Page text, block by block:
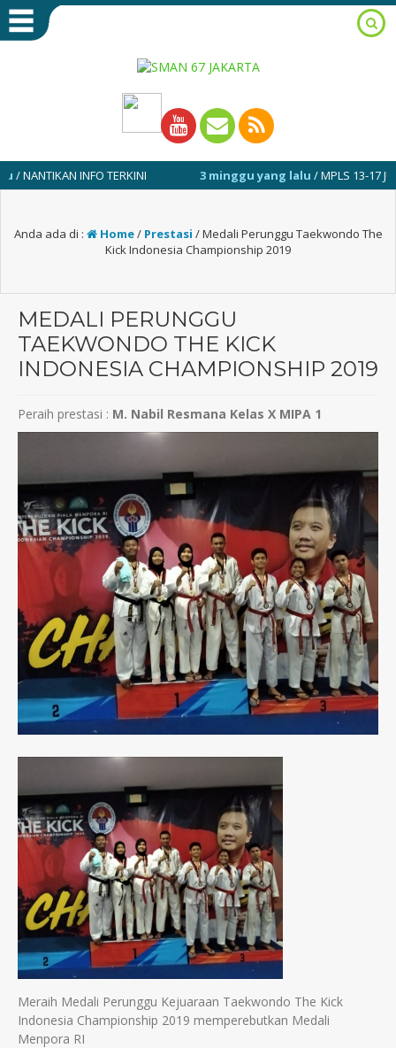
INFO TERKINI 3 minggu yang lalu/ MPLS 13-17 JULI 2026
Anda ada di : Home/ Prestasi /Medali Perunggu Taekwondo The
Kick Indonesia Championship 2019
MEDALI PERUNGGU
TAEKWONDO THE KICK
INDONESIA CHAMPIONSHIP 2019
Peraih prestasi : M. Nabil Resmana Kelas X MIPA 1
Meraih Medali Perunggu Kejuaraan Taekwondo The Kick
Indonesia Championship 2019 memperebutkan Medali
Menpora RI